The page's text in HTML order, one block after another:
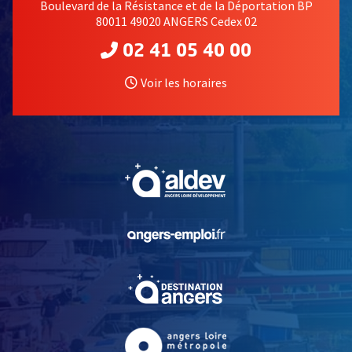
Boulevard de la Résistance et de la Déportation BP
80011 49020 ANGERS Cedex 02
02 41 05 40 00
Voir les horaires
, Ouvre une nouvelle
, Ouvre une nouvelle